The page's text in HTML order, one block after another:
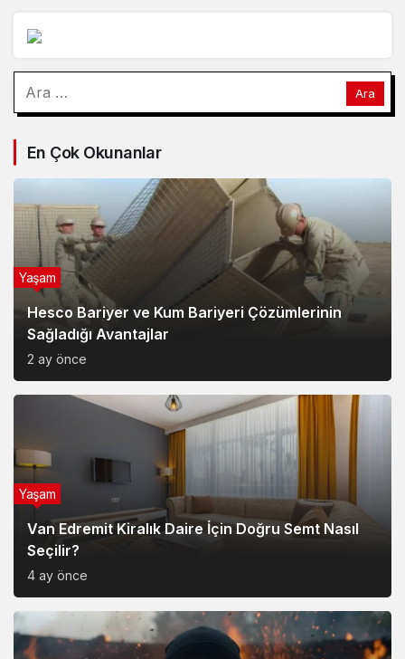
En Çok Okunanlar
Hesco Bariyer ve Kum Bariyeri Çözümlerinin
Sağladığı Avantajlar
2 ay önce
Yaşam
Van Edremit Kiralık Daire İçin Doğru Semt Nasıl
Seçilir?
4 ay önce
Yaşam